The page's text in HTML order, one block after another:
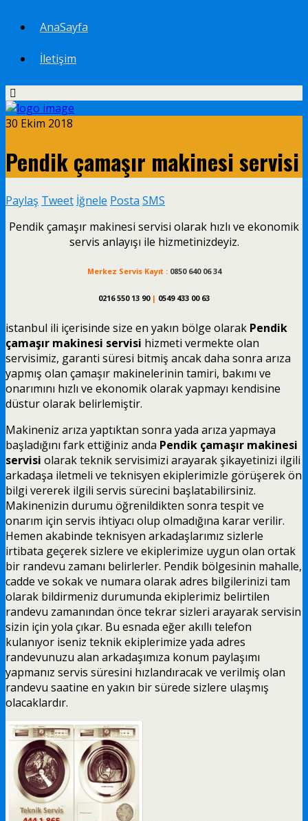
AnaSayfa
İletişim
30 Ekim 2018
Pendik çamaşır makinesi servisi
Paylaş Tweet İğnele Posta SMS
Pendik çamaşır makinesi servisi olarak hızlı ve ekonomik
servis anlayışı ile hizmetinizdeyiz.
Merkez Servis Kayıt : 0850 640 06 34
0216 550 13 90 | 0549 433 00 63
istanbul ili içerisinde size en yakın bölge olarak Pendik
çamaşır makinesi servisi hizmeti vermekte olan
servisimiz, garanti süresi bitmiş ancak daha sonra arıza
yapmış olan çamaşır makinelerinin tamiri, bakımı ve
onarımını hızlı ve ekonomik olarak yapmayı kendisine
düstur olarak belirlemiştir.
Makineniz arıza yaptıktan sonra yada arıza yapmaya
başladığını fark ettiğiniz anda Pendik çamaşır makinesi
servisi olarak teknik servisimizi arayarak şikayetinizi ilgili
arkadaşa iletmeli ve teknisyen ekiplerimizle görüşerek ön
bilgi vererek ilgili servis sürecini başlatabilirsiniz.
Makinenizin durumu öğrenildikten sonra tespit ve
onarım için servis ihtiyacı olup olmadığına karar verilir.
Hemen akabinde teknisyen arkadaşlarımız sizlerle
irtibata geçerek sizlere ve ekiplerimize uygun olan ortak
bir randevu zamanı belirlerler. Pendik bölgesinin mahalle,
cadde ve sokak ve numara olarak adres bilgilerinizi tam
olarak bildirmeniz durumunda ekiplerimiz belirtilen
randevu zamanından önce tekrar sizleri arayarak servisin
sizin için yola çıkar. Bu esnada eğer akıllı telefon
kulanıyor iseniz teknik ekiplerimize yada adres
randevunuzu alan arkadaşımıza konum paylaşımı
yapmanız servis süresini hızlandıracak ve verilmiş olan
randevu saatine en yakın bir sürede sizlere ulaşmış
olacaklardır.